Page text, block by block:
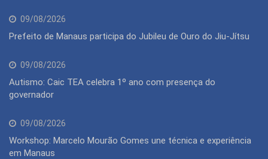
09/08/2026
Prefeito de Manaus participa do Jubileu de Ouro do Jiu-Jítsu
09/08/2026
Autismo: Caic TEA celebra 1º ano com presença do
governador
09/08/2026
Workshop: Marcelo Mourão Gomes une técnica e experiência
em Manaus